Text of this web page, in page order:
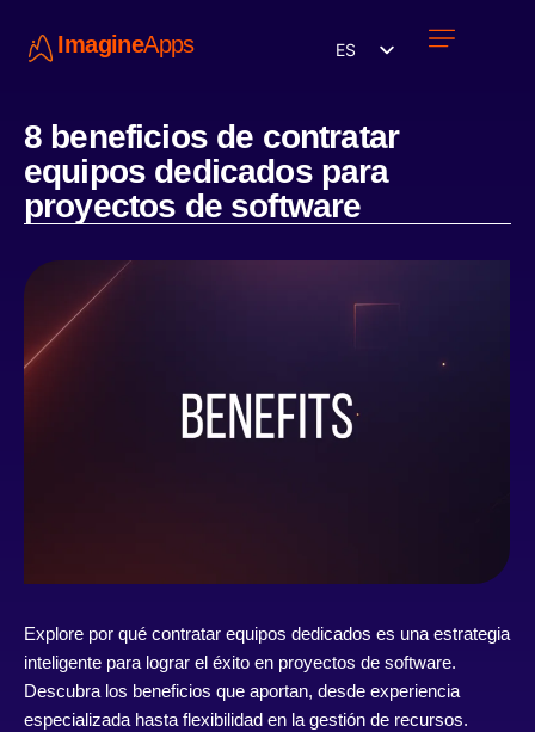
ImagineApps ES
8 beneficios de contratar
equipos dedicados para
proyectos de software
Explore por qué contratar equipos dedicados es una estrategia
inteligente para lograr el éxito en proyectos de software.
Descubra los beneficios que aportan, desde experiencia
especializada hasta flexibilidad en la gestión de recursos.